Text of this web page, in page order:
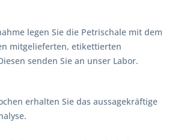
legen Sie die Petrischale mit dem
mitgelieferten, etikettierten
senden Sie an unser Labor.
erhalten Sie das aussagekräftige